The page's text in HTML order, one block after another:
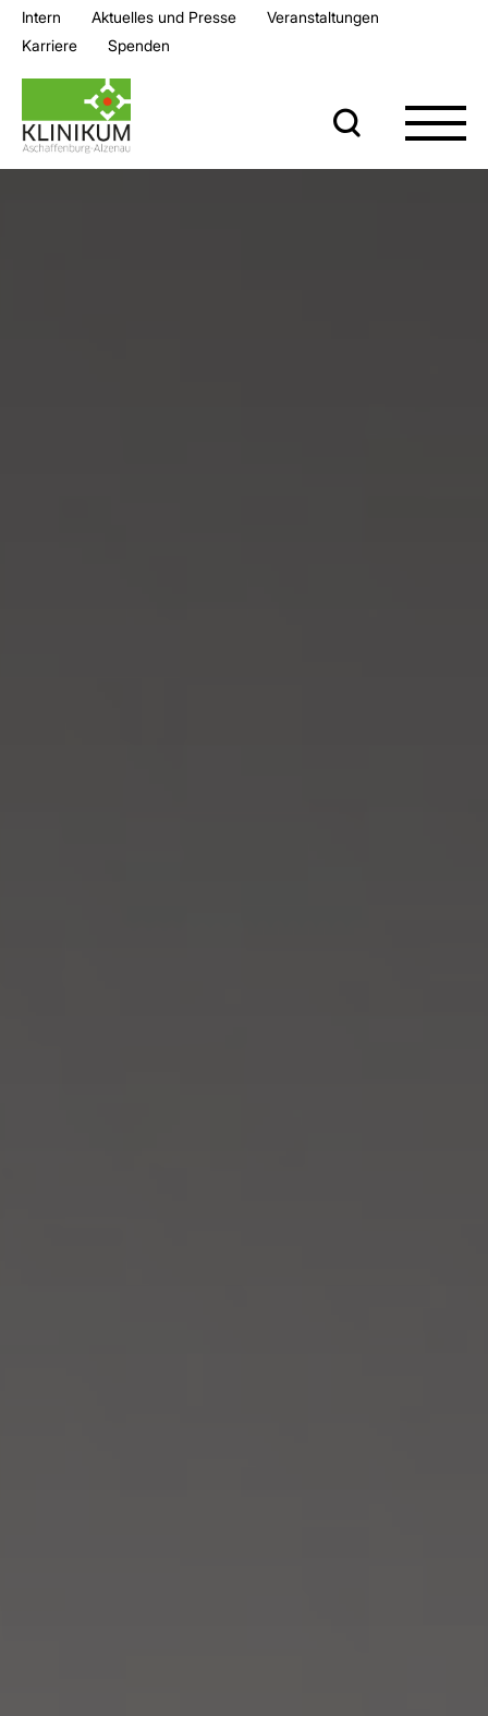
Intern Aktuelles und Presse
Veran­staltungen
Karriere
Spenden